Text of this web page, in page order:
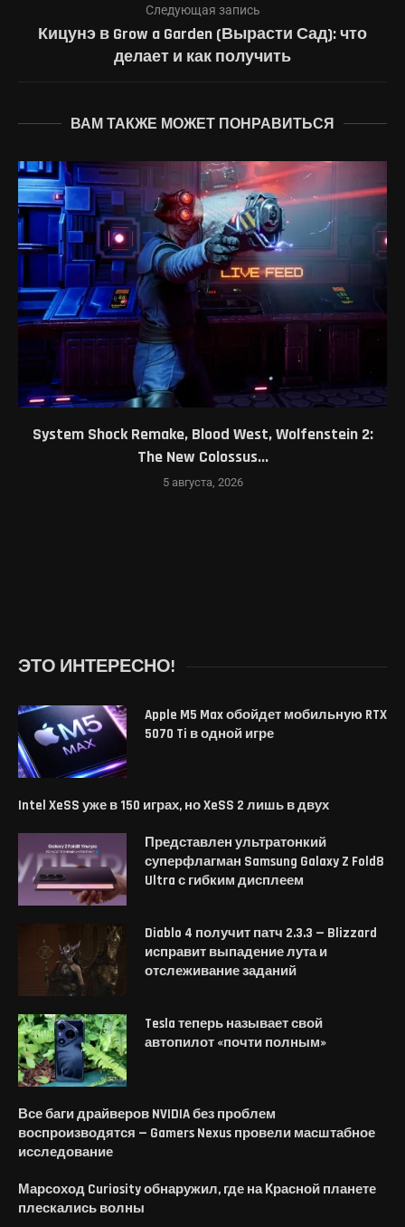
Следующая запись
Кицунэ в Grow a Garden (Вырасти Сад): что
делает и как получить
ВАМ ТАКЖЕ МОЖЕТ ПОНРАВИТЬСЯ
System Shock Remake, Blood West, Wolfenstein 2:
The New Colossus...
5 августа, 2026
ЭТО ИНТЕРЕСНО!
Apple M5 Max обойдет мобильную RTX
5070 Ti в одной игре
Intel XeSS уже в 150 играх, но XeSS 2 лишь в двух
Представлен ультратонкий
суперфлагман Samsung Galaxy Z Fold8
Ultra с гибким дисплеем
Diablo 4 получит патч 2.3.3 — Blizzard
исправит выпадение лута и
отслеживание заданий
Tesla теперь называет свой
автопилот «почти полным»
Все баги драйверов NVIDIA без проблем
воспроизводятся — Gamers Nexus провели масштабное
исследование
Марсоход Curiosity обнаружил, где на Красной планете
плескались волны